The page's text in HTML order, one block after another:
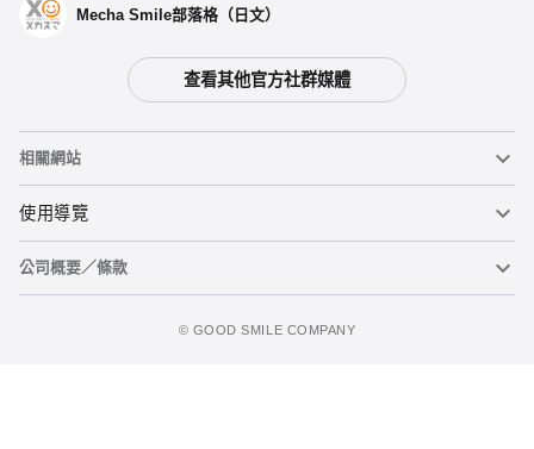
Mecha Smile部落格（日文）
查看其他官方社群媒體
相關網站
黏土人
黏土人臉部製造機（英文）
使用導覽
重要公告
公司概要／條款
©️ GOOD SMILE COMPANY